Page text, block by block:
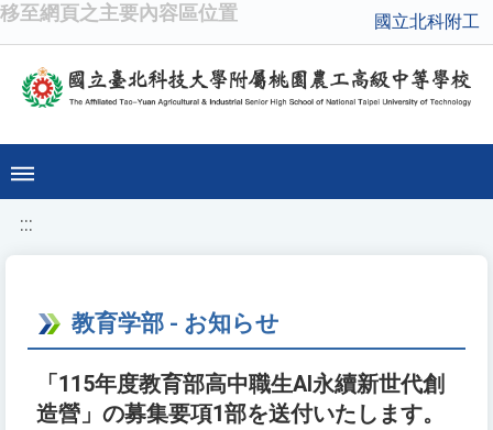
移至網頁之主要內容區位置 國立北科附工
:::
教育学部 - お知らせ
「115年度教育部高中職生AI永續新世代創
造營」の募集要項1部を送付いたします。